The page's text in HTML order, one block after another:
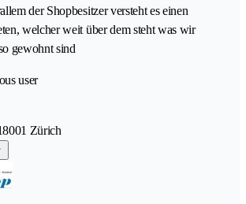
der Shopbesitzer versteht es einen
welcher weit über dem steht was wir
gewohnt sind
user
8001 Zürich